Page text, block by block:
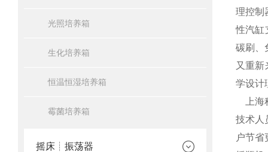
光照培养箱
生化培养箱
恒温恒湿培养箱
霉菌培养箱
摇床┊振荡器
理控制
性汽缸
碳刷、
又重
学设计
上海
技术人
户节